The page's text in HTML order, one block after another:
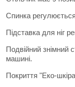
Спинка
Підставка для ніг
Подвійний знімний
машині.
Покриття "Еко-